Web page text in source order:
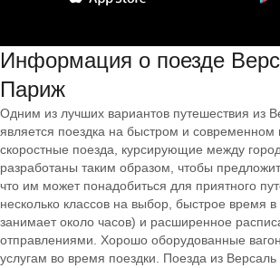
Информация о поезде
Париж
Одним из лучших вариантов путешествия из
является поездка на быстром и современном
скоростные поезда, курсирующие между
разработаны таким образом, чтобы
что им может понадобиться для приятного
несколько классов на выбор, быстрое время в
занимает около часов) и расширенное
отправлениями. Хорошо оборудованные
услугам во время поездки. Поезда из